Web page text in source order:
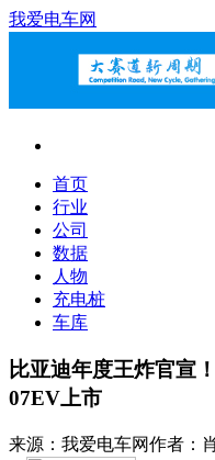
我爱电车网
首页
行业
公司
数据
人物
充电桩
车库
比亚迪年度王炸官宣
07EV上市
来源： 我爱电车网作者：